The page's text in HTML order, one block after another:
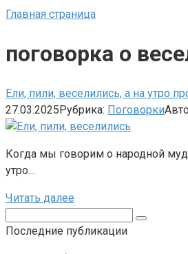
Главная страница
поговорка о
Ели, пили, веселились, а на утро
27.03.2025Рубрика: Поговорки
Когда мы говорим о народной
утро…
Читать далее
Последние публикации